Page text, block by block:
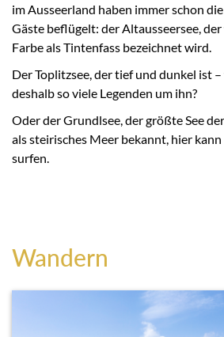
im Ausseerland haben immer schon
Gäste beflügelt: der Altausseersee,
Farbe als Tintenfass bezeichnet wird.
Der Toplitzsee, der tief und dunkel ist
deshalb so viele Legenden um ihn?
Oder der Grundlsee, der größte See
als steirisches Meer bekannt, hier kann
surfen.
Wandern